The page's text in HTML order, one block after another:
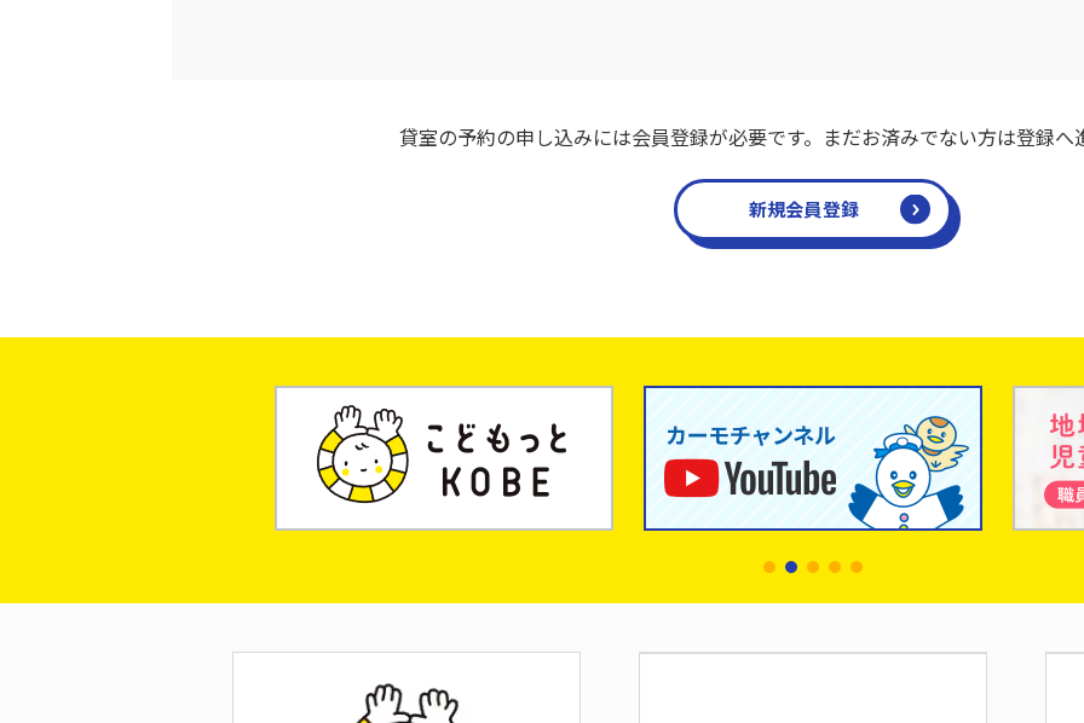
貸室の予約の申し込みには会員登録が必要です。まだお済みでない方は登録へ
新規会員登録